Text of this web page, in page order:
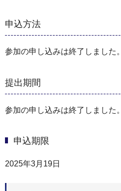
申込方法
参加の申し込みは終了しました。
提出期間
参加の申し込みは終了しました。
申込期限
2025年3月19日